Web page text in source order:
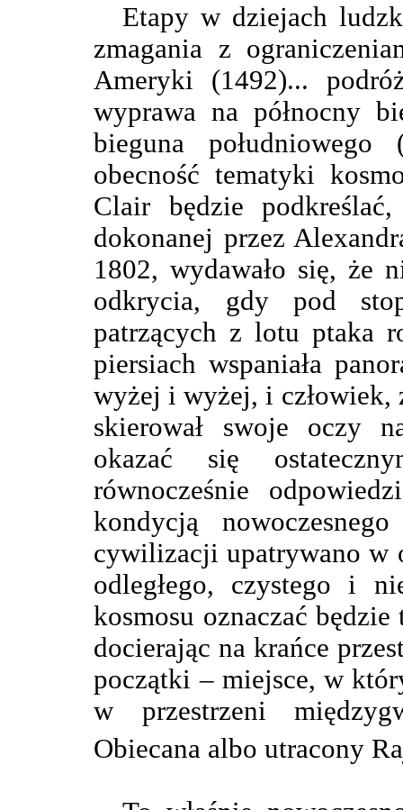
Etapy w dziejach
zmagania z
Ameryki (1492)...
wyprawa na północny
bieguna południowego
obecność tematyki
Clair będzie
dokonanej przez
1802, wydawało się, że
odkrycia, gdy pod
patrzących z lotu ptaka
piersiach wspaniała
wyżej i wyżej, i człowiek,
skierował swoje oczy
okazać się
równocześnie
kondycją
cywilizacji upatrywano w
odległego, czystego i
kosmosu oznaczać
docierając na krańce
początki – miejsce, w
w przestrzeni
Obiecana albo utracony